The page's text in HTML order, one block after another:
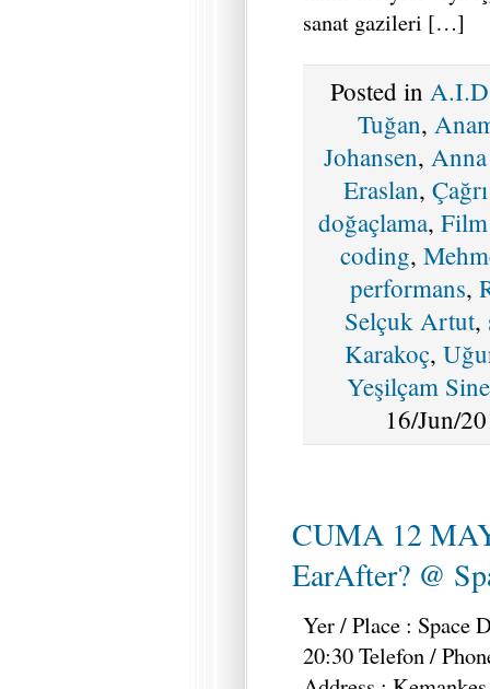
sanat gazileri […]
Posted in
Tuğan,
Johansen,
Eraslan,
doğaçlama,
coding,
performans,
Selçuk Artut,
Karakoç,
Yeşilçam
16/Jun/
CUMA 12
EarAfter? @
Yer / Place : Space
20:30 Telefon /